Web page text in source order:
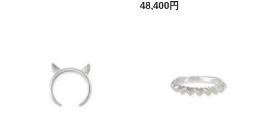
48,400円